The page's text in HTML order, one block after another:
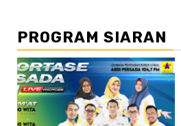
PROGRAM SIARAN
//2